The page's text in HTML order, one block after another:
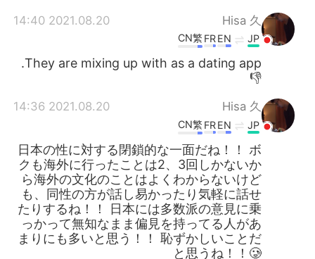
Hisa 久
2021.08.20 14:40
JP
EN
FR
CN繁
They are mixing up with as a dating app.
👎
Hisa 久
2021.08.20 14:36
JP
EN
FR
CN繁
日本の性に対する閉鎖的な一面だね！！ ボ
クも海外に行ったことは2、3回しかないか
ら海外の文化のことはよくわからないけど
も、同性の方が話し易かったり気軽に話せ
たりするね！！ 日本には多数派の意見に乗
っかって無知なまま偏見を持ってる人があ
まりにも多いと思う！！ 恥ずかしいことだ
と思うね！！🥲